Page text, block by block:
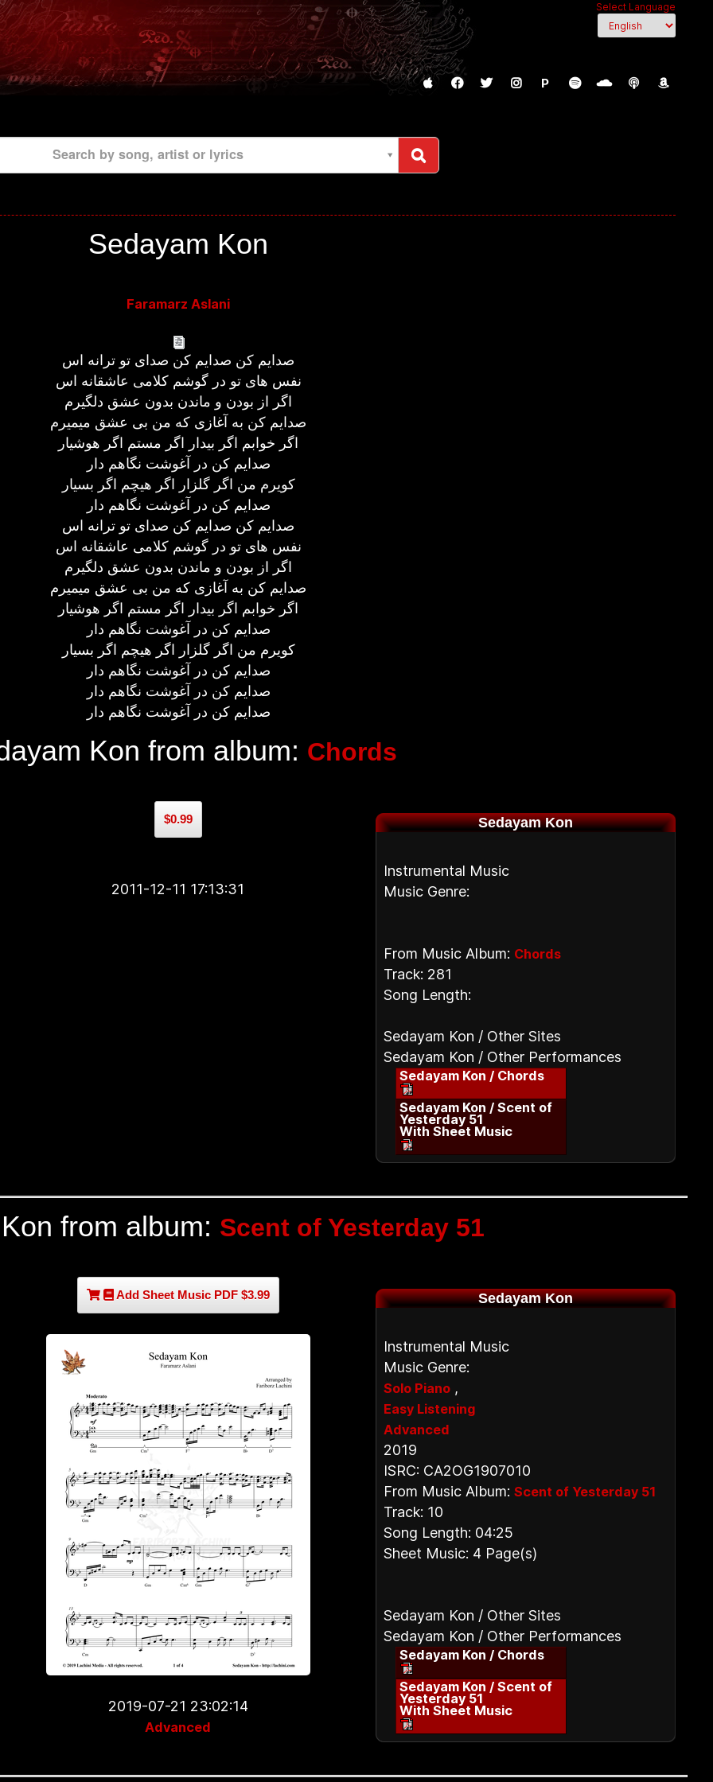
Select Language
P
Search by song, artist or lyrics
Sedayam Kon
Faramarz Aslani
صدایم کن صدایم کن صدای تو ترانه اس
نفس های تو در گوشم کلامی عاشقانه اس
اگر از بودن و ماندن بدون عشق دلگیرم
صدایم کن به آغازی که من بی عشق میمیرم
اگر خوابم اگر بیدار اگر مستم اگر هوشیار
صدایم کن در آغوشت نگاهم دار
کویرم من اگر گلزار اگر هیچم اگر بسیار
صدایم کن در آغوشت نگاهم دار
صدایم کن صدایم کن صدای تو ترانه اس
نفس های تو در گوشم کلامی عاشقانه اس
اگر از بودن و ماندن بدون عشق دلگیرم
صدایم کن به آغازی که من بی عشق میمیرم
اگر خوابم اگر بیدار اگر مستم اگر هوشیار
صدایم کن در آغوشت نگاهم دار
کویرم من اگر گلزار اگر هیچم اگر بسیار
صدایم کن در آغوشت نگاهم دار
صدایم کن در آغوشت نگاهم دار
صدایم کن در آغوشت نگاهم دار
Kon from album: Chords
$0.99
2011-12-11 17:13:31
Sedayam Kon
Instrumental Music
Music Genre:
From Music Album: Chords
Track: 281
Song Length:
Sedayam Kon / Other Sites
Sedayam Kon / Other Performances
Sedayam Kon / Chords
Sedayam Kon / Scent of
Yesterday 51
With Sheet Music
from album: Scent of Yesterday 51
Add Sheet Music PDF $3.99
2019-07-21 23:02:14
Advanced
Sedayam Kon
Instrumental Music
Music Genre:
Solo Piano ,
Easy Listening
Advanced
2019
ISRC: CA2OG1907010
From Music Album:Scent of Yesterday 51
Track: 10
Song Length: 04:25
Sheet Music: 4 Page(s)
Sedayam Kon / Other Sites
Sedayam Kon / Other Performances
Sedayam Kon / Chords
Sedayam Kon / Scent of
Yesterday 51
With Sheet Music